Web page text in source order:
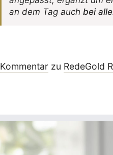
an dem Tag auch bei
Kommentarzu RedeGold